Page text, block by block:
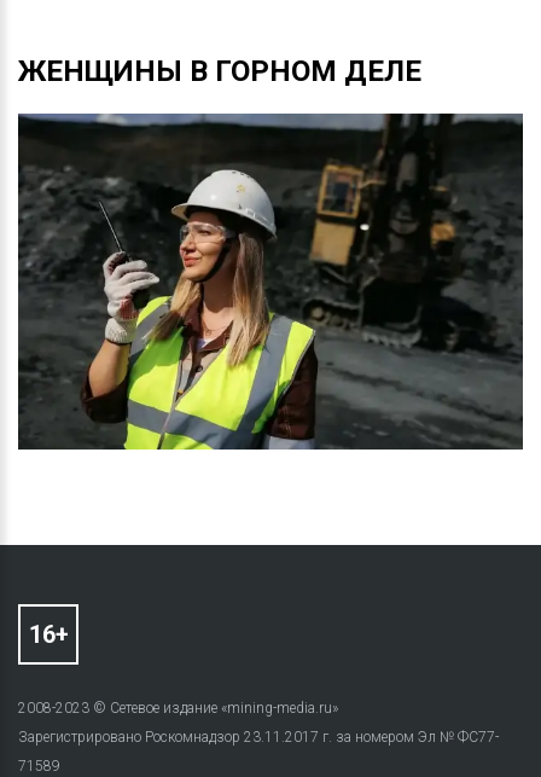
ЖЕНЩИНЫ В ГОРНОМ ДЕЛЕ
2008-2023 © Сетевое издание «mining-media.ru»
Зарегистрировано Роскомнадзор 23.11.2017 г. за номером Эл № ФС77-
71589